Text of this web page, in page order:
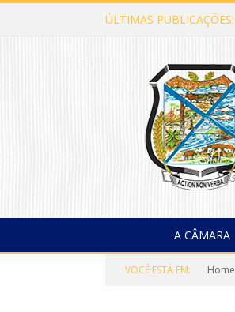
ÚLTIMAS PUBLICAÇÕES:
A CÂMARA
VOCÊ ESTÁ EM: Home